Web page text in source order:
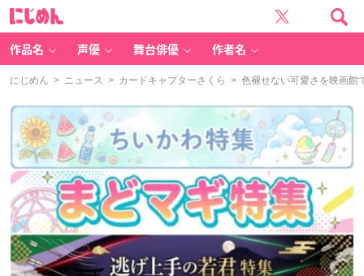
作品名 声優 舞台俳優 作者名
にじめん > ニュース > カードキャプターさくら > 色褪せない可愛さを映画館